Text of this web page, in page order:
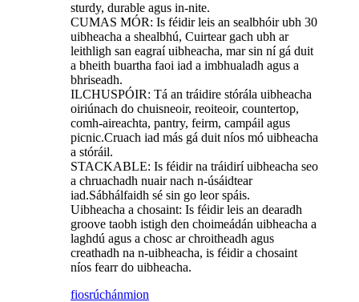
sturdy, durable agus in-nite.
CUMAS MÓR: Is féidir leis an sealbhóir ubh 30
uibheacha a shealbhú, Cuirtear gach ubh ar
leithligh san eagraí uibheacha, mar sin ní gá duit
a bheith buartha faoi iad a imbhualadh agus a
bhriseadh.
ILCHUSPÓIR: Tá an tráidire stórála uibheacha
oiriúnach do chuisneoir, reoiteoir, countertop,
comh-aireachta, pantry, feirm, campáil agus
picnic.Cruach iad más gá duit níos mó uibheacha
a stóráil.
STACKABLE: Is féidir na tráidirí uibheacha seo
a chruachadh nuair nach n-úsáidtear
iad.Sábhálfaidh sé sin go leor spáis.
Uibheacha a chosaint: Is féidir leis an dearadh
groove taobh istigh den choimeádán uibheacha a
laghdú agus a chosc ar chroitheadh ​​​​agus
creathadh na n-uibheacha, is féidir a chosaint
níos fearr do uibheacha.
fiosrúchánmion